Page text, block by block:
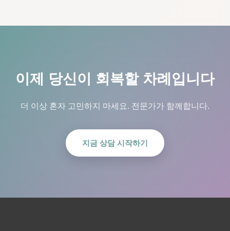
이제 당신이 회복할 차례입니다
더 이상 혼자 고민하지 마세요. 전문가가 함께합니다.
지금 상담 시작하기